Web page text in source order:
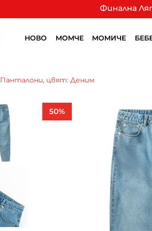
Финална
НОВО МОМЧЕ МОМИЧЕ
Панталони, цвят: Деним
50%